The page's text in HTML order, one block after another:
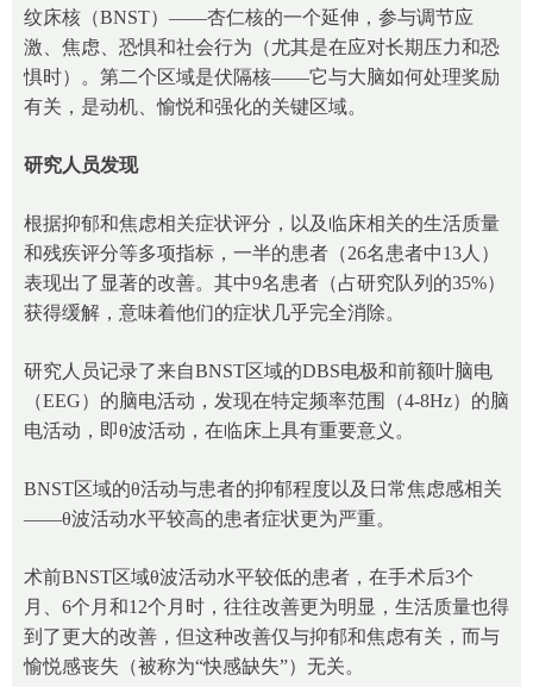
纹床核（BNST）——杏仁核的一个延伸，参与调节应
激、焦虑、恐惧和社会行为（尤其是在应对长期压力和恐
惧时）。第二个区域是伏隔核——它与大脑如何处理奖励
有关，是动机、愉悦和强化的关键区域。
研究人员发现
根据抑郁和焦虑相关症状评分，以及临床相关的生活质量
和残疾评分等多项指标，一半的患者（26名患者中13人）
表现出了显著的改善。其中9名患者（占研究队列的35%）
获得缓解，意味着他们的症状几乎完全消除。
研究人员记录了来自BNST区域的DBS电极和前额叶脑电
（EEG）的脑电活动，发现在特定频率范围（4-8Hz）的脑
电活动，即θ波活动，在临床上具有重要意义。
BNST区域的θ活动与患者的抑郁程度以及日常焦虑感相关
——θ波活动水平较高的患者症状更为严重。
术前BNST区域θ波活动水平较低的患者，在手术后3个
月、6个月和12个月时，往往改善更为明显，生活质量也得
到了更大的改善，但这种改善仅与抑郁和焦虑有关，而与
愉悦感丧失（被称为“快感缺失”）无关。